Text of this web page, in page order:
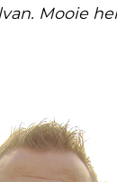
Mooie